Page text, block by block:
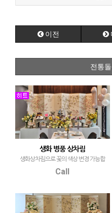
이전
전통
생화 병풍 상차림
생화상차림으로 꽃의 색상 변경 가능합
니다
Call